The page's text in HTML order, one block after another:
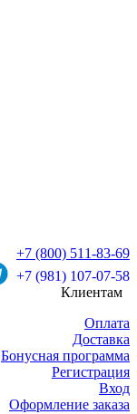
+7 (800) 511-83-69
+7 (981) 107-07-58
Клиентам
Оплата
Доставка
Бонусная программа
Регистрация
Вход
Оформление заказа